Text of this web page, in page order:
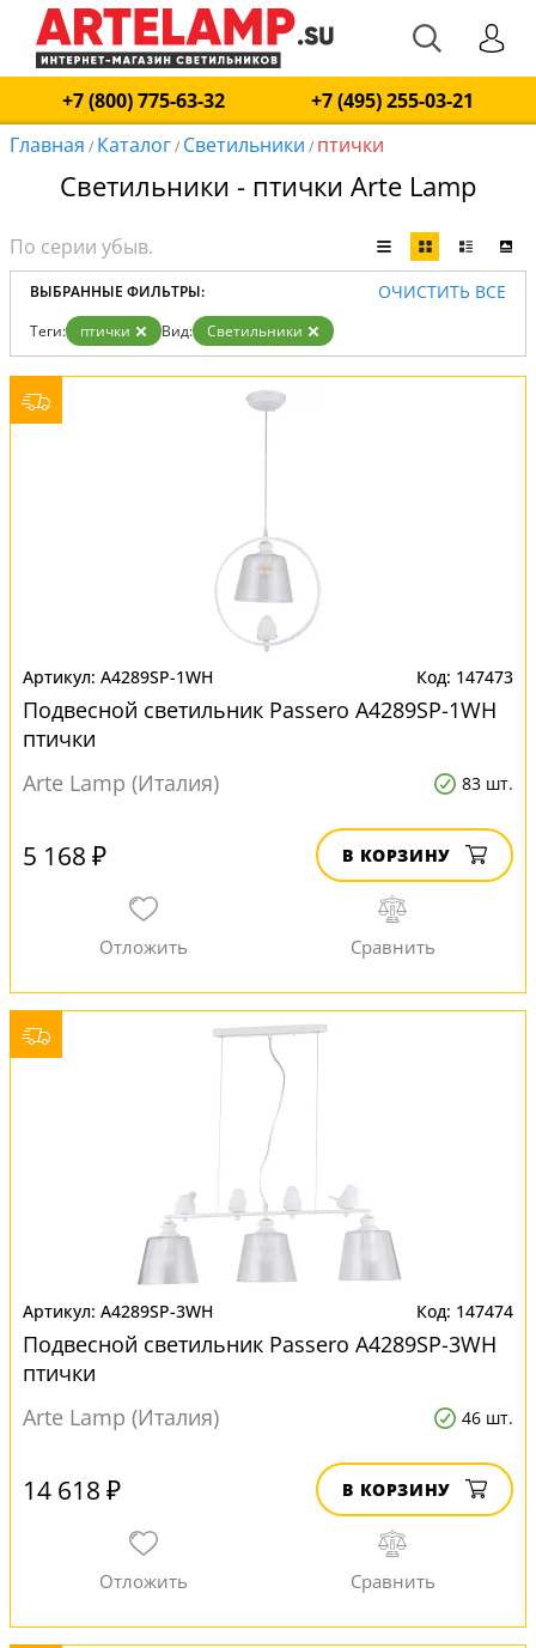
+7 (800) 775-63-32
+7 (495) 255-03-21
Главная / Каталог/ Светильники / птички
Светильники - птички Arte Lamp
ВЫБРАННЫЕ ФИЛЬТРЫ: ОЧИСТИТЬ ВСЕ
Теги: птички Вид: Светильники
A4289SP-1WH 147473
Подвесной светильник Passero A4289SP-1WH
птички
Arte Lamp (Италия)
83 шт.
5 168 ₽ В КОРЗИНУ
A4289SP-3WH 147474
Подвесной светильник Passero A4289SP-3WH
птички
Arte Lamp (Италия)
46 шт.
14 618 ₽ В КОРЗИНУ